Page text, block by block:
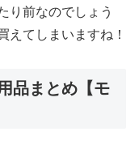
り前なのでしょう
えてしまいますね！
品まとめ【モ